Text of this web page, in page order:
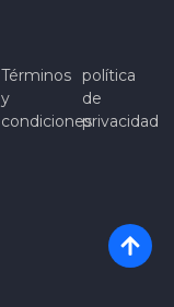
Términos
y
condiciones
política
de
privacidad